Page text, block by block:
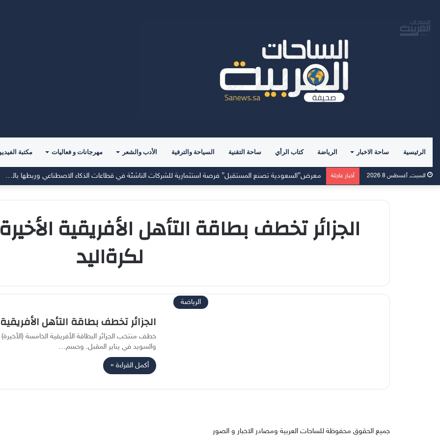
الرئيسية ساحة الاخبار الرياضة كتاب الرأي ساحة التقنية السياحة والترفية الأدب والشعر مهرجانات و فعاليات مكتبة
السبت, أغسطس 8 2026 أخبار عاجلة معرض”السعودية تصنع المستقبل” فرصة استثمارية للشركات الناشئة في قطاعات الذكاء الاصطناعي وربطها بالشركات العالمية
الجزائر تخطف بطاقة التأهل الأفريقية
لكرةاليد
الرياضة
الجزائر تخطف بطاقة التأهل
والسويد في يناير المقبل. وحسم…
أكمل القراءة »
جميع الحقوق محفوظة للساحات العربية ومصادر الاخبار و الصور